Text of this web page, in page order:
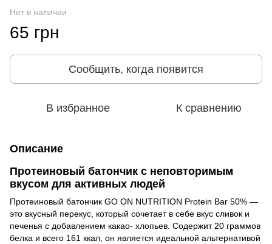
Нет в наличии
65 грн
Сообщить, когда появится
В избранное К сравнению
Описание
Протеиновый батончик с неповторимым
вкусом для активных людей
Протеиновый батончик GO ON NUTRITION Protein Bar 50% —
это вкусный перекус, который сочетает в себе вкус сливок и
печенья с добавлением какао- хлопьев. Содержит 20 граммов
белка и всего 161 ккал, он является идеальной альтернативой